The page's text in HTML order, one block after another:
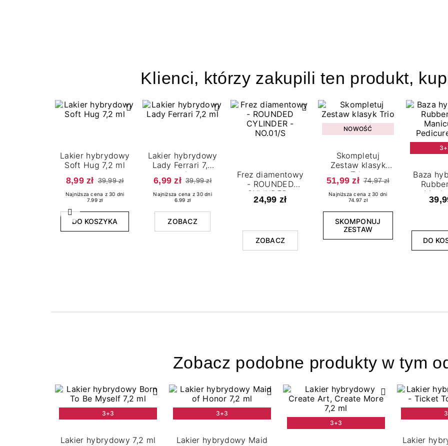
Klienci, którzy zakupili ten produkt,
Poprzedni
Lakier hybrydowy
Soft Hug 7,2 ml
8,99 zł 39,99 zł
Najniższa cena z 30 dni
7.99 zł
DO KOSZYKA
Lakier hybrydowy
Lady Ferrari 7,2
ml
6,99 zł 39,99 zł
Najniższa cena z 30 dni
6.99 zł
ZOBACZ
Frez diamentowy
- ROUNDED
CYLINDER -
NO.01/S
24,99 zł
ZOBACZ
NOWOŚĆ
Skompletuj
Zestaw klasyk
Trio
51,99 zł 74,97 zł
Najniższa cena z 30 dni
74.97 zł
SKOMPONUJ
ZESTAW
Baza
DO
Zobacz podobne produkty w tym
3+3
Lakier hybrydowy 7,2 ml
3+3
Lakier hybrydowy Maid
3+3
Lakier